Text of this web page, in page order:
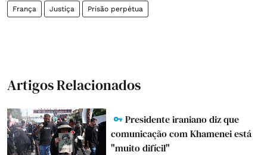
França Justiça Prisão perpétua
Artigos Relacionados
Presidente iraniano diz que
comunicação com Khamenei está
"muito difícil"